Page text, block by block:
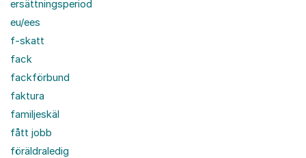
ersättningsperiod
eu/ees
f-skatt
fack
fackförbund
faktura
familjeskäl
fått jobb
föräldraledig